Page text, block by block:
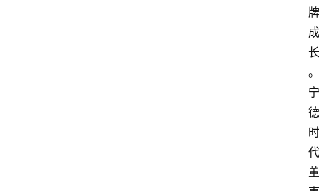
牌
成
长
。
宁
德
时
代
董